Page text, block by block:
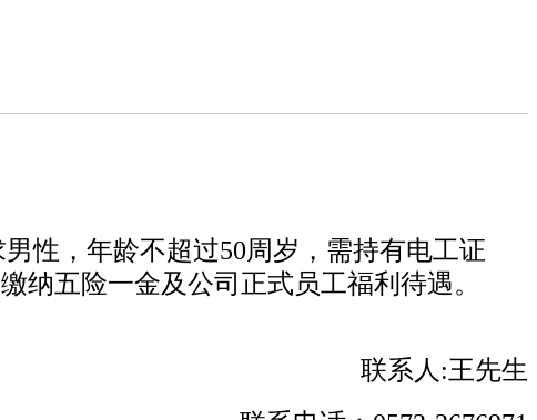
性，年龄不超过50周岁，需持有电工证
缴纳五险一金及公司正式员工福利待遇。
联系人:王先生